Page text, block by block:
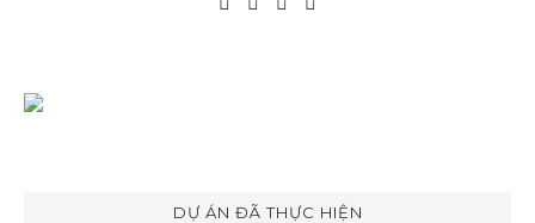
DỰ ÁN ĐÃ THỰC HIỆN